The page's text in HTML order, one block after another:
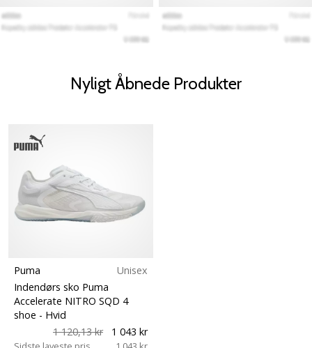
Nyligt Åbnede Produkter
Puma
Unisex
Indendørs sko Puma
Accelerate NITRO SQD 4
shoe - Hvid
1 120,13 kr
1 043 kr